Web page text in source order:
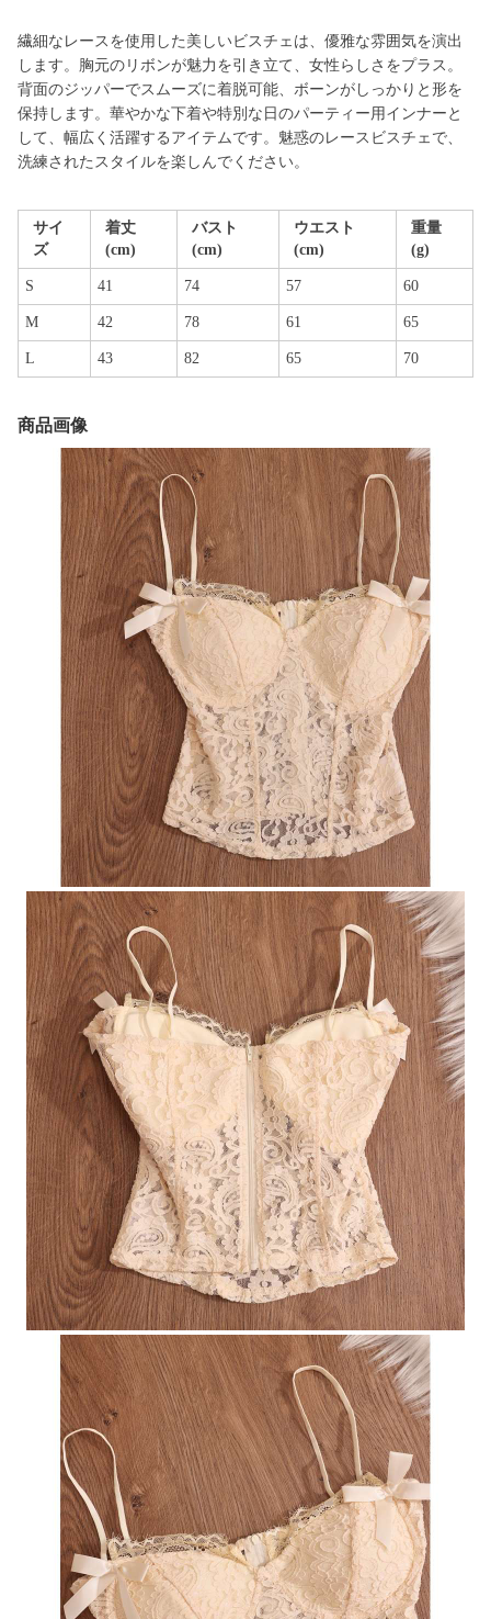
繊細なレースを使用した美しいビスチェは、優雅な雰囲気を演出
します。胸元のリボンが魅力を引き立て、女性らしさをプラス。
背面のジッパーでスムーズに着脱可能、ボーンがしっかりと形を
保持します。華やかな下着や特別な日のパーティー用インナーと
して、幅広く活躍するアイテムです。魅惑のレースビスチェで、
洗練されたスタイルを楽しんでください。
サイ
ズ
着丈
(cm)
バスト
(cm)
ウエスト
(cm)
重量
(g)
S 41 74 57 60
M 42 78 61 65
L 43 82 65 70
商品画像